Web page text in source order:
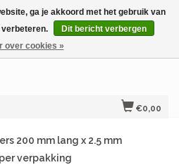
€0,00
200 mm lang x 2.5 mm
verpakking
ga je akkoord met het gebruik van
Dit bericht verbergen
over cookies »